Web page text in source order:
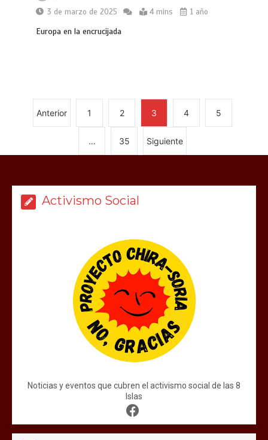
3 de marzo de 2025
4 mins 1 año
Europa en la encrucijada
Anterior 1 2 3 4 5
… 35 Siguiente
Activismo Social
Noticias y eventos que cubren el activismo social de las 8
Islas